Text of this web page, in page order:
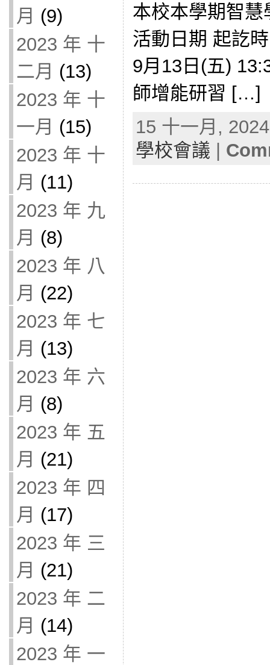
月 (9)
2023 年 十
二月 (13)
2023 年 十
一月 (15)
2023 年 十
月 (11)
2023 年 九
月 (8)
2023 年 八
月 (22)
2023 年 七
月 (13)
2023 年 六
月 (8)
2023 年 五
月 (21)
2023 年 四
月 (17)
2023 年 三
月 (21)
2023 年 二
月 (14)
2023 年 一
本校本學期智
活動日期 起訖
9月13日(五)
師增能研習 […]
15 十一月,
學校會議